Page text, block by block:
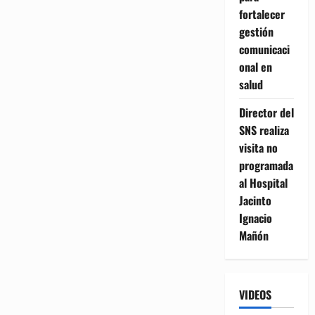
fortalecer
gestión
comunicaci
onal en
salud
Director del
SNS realiza
visita no
programada
al Hospital
Jacinto
Ignacio
Mañón
VIDEOS